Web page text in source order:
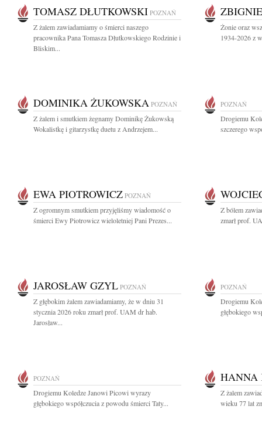
TOMASZ DŁUTKOWSKI POZNAŃ
Z żalem zawiadamiamy o śmierci naszego
pracownika Pana Tomasza Dłutkowskiego Rodzinie i
Bliskim...
Żonie oraz
1934-2026 z
DOMINIKA ŻUKOWSKA POZNAŃ
Z żalem i smutkiem żegnamy Dominikę Żukowską
Wokalistkę i gitarzystkę duetu z Andrzejem...
POZNAŃ
Drogiemu
szczerego
EWA PIOTROWICZ POZNAŃ
Z ogromnym smutkiem przyjęliśmy wiadomość o
śmierci Ewy Piotrowicz wieloletniej Pani Prezes...
Z bólem
zmarł prof.
JAROSŁAW GZYL POZNAŃ
Z głębokim żalem zawiadamiamy, że w dniu 31
stycznia 2026 roku zmarł prof. UAM dr hab.
Jarosław...
POZNAŃ
Drogiemu
głębokiego
POZNAŃ
Drogiemu Koledze Janowi Picowi wyrazy
głębokiego współczucia z powodu śmierci Taty...
HANNA
Z żalem
wieku 77 lat